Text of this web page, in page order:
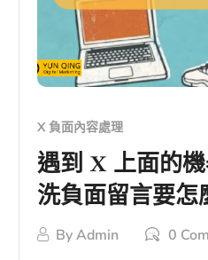
X 負面內容處理
遇到 X 上面的
洗負面留言要
ByAdmin 0